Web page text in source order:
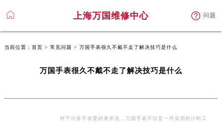
上海万国维修中心 问题
当前位置： 首页 > 常见问题 > 万国手表很久不戴不走了解决技巧是什么
万国手表很久不戴不走了解决技巧是什么
对于许多手表爱好者来说，万国手表不仅是一件实用的计时工